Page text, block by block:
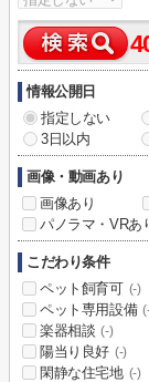
情報公開日
指定しない
3日以内
画像・動画あり
画像あり
パノラマ・VRあ
こだわり条件
ペット飼育可 (-)
ペット専用設備
楽器相談 (-)
陽当り良好 (-)
閑静な住宅地 (-)